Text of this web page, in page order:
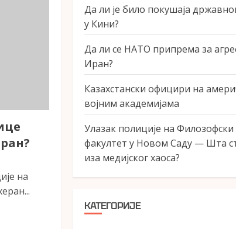
на
Да ли је било покушаја
у Кини?
Да ли се НАТО припрема за
Иран?
Казахстански официри на
војним академијама
Улазак полиције на Филозофски
факултет у Новом Саду — Шта
иза медијског хаоса?
КАТЕГОРИЈЕ